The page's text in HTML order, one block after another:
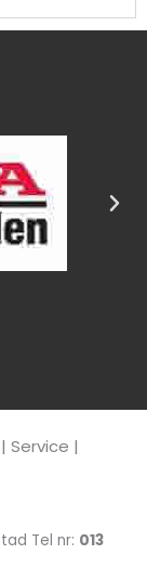
Service |
Tel nr: 013